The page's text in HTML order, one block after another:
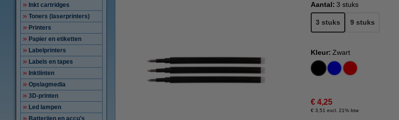
Inkt cartridges
Toners (laserprinters)
Printers
Papier en etiketten
Labelprinters
Labels en tapes
Inktlinten
Opslagmedia
3D-printen
Led lampen
Batterijen en accu's
Aantal: 3 stuks
3 stuks 9 stuks
Kleur: Zwart
€ 4,25
€ 3,51 excl. 21% btw